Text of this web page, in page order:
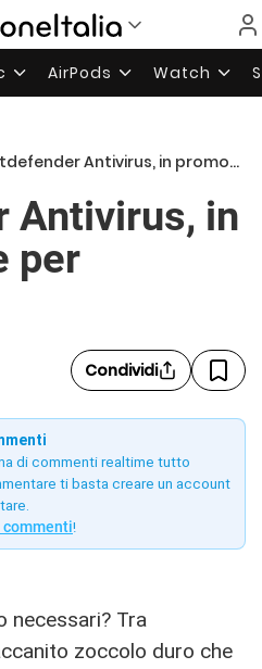
AirPods Watch
Antivirus, in promozione per Halloween!
Antivirus, in
per
Condividi
di commenti realtime tutto
ti basta creare un account
commenti!
necessari? Tra
zoccolo duro che